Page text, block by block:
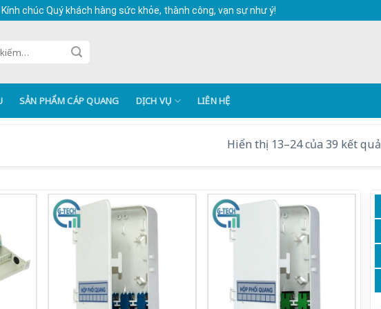
chúc Quý khách hàng sức khỏe, thành công, vạn sự như ý!
SẢN PHẨM CÁP QUANG DỊCH VỤ LIÊN HỆ
Hiển thị 13–24 của 39 kết quả